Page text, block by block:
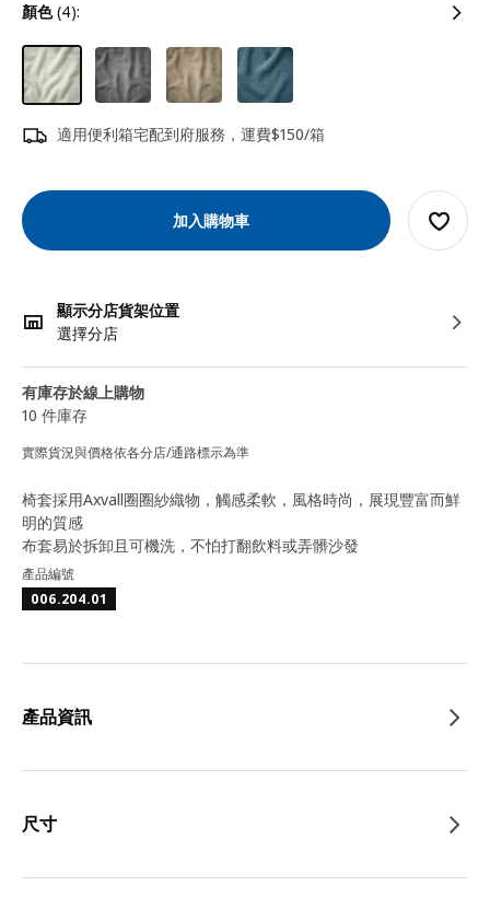
顏色(4):
適用便利箱宅配到府服務，運費$150/箱
加入購物車
顯示分店貨架位置
選擇分店
有庫存於線上購物
10 件庫存
實際貨況與價格依各分店/通路標示為準
椅套採用Axvall圈圈紗織物，觸感柔軟，風格時尚，展現豐富而鮮
明的質感
布套易於拆卸且可機洗，不怕打翻飲料或弄髒沙發
產品編號
006.204.01
產品資訊
尺寸